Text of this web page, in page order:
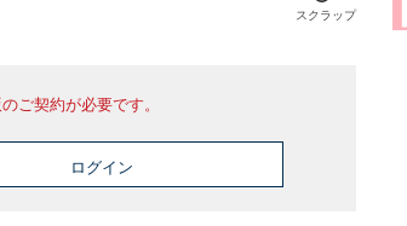
スクラップ
ご契約が必要です。
ログイン